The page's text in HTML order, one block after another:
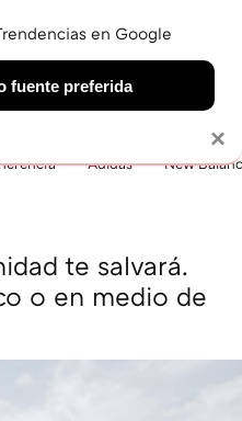
GASTRO SNEAKERS
Adidas New
te salvará.
o en medio de
×
en Google
fuente preferida